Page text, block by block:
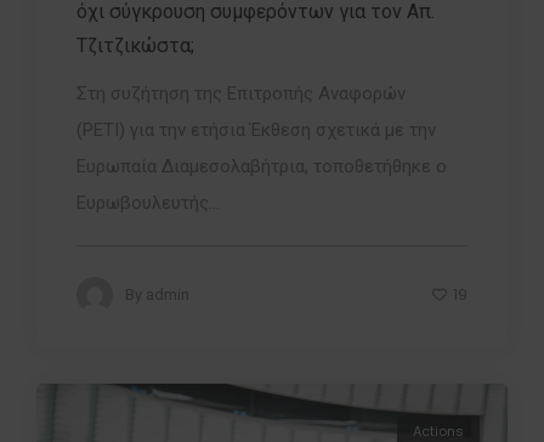
όχι σύγκρουση συμφερόντων για τον Απ.
Τζιτζικώστα;
Στη συζήτηση της Επιτροπής Αναφορών
(PETI) για την ετήσια Έκθεση σχετικά με την
Ευρωπαία Διαμεσολαβήτρια, τοποθετήθηκε ο
Ευρωβουλευτής...
By admin 19
Actions